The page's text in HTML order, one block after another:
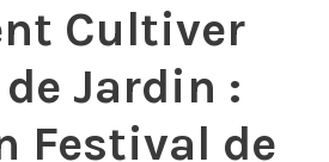
Cultiver
Jardin :
Festival de